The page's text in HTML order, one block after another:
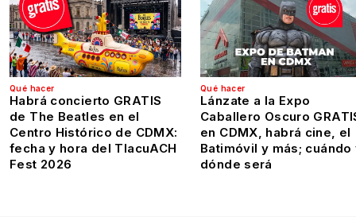
Qué hacer
Habrá concierto GRATIS
de The Beatles en el
Centro Histórico de CDMX:
fecha y hora del TlacuACH
Fest 2026
Qué hacer
Lánzate a la Expo
Caballero Oscuro
en CDMX, habrá cine, el
Batimóvil y más; cuándo
dónde será